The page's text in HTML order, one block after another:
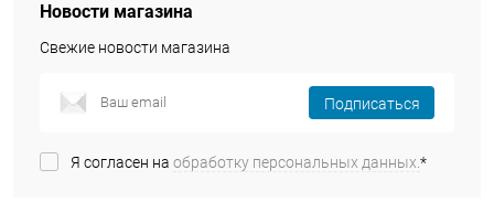
Новости магазина
Свежие новости магазина
Подписаться
Я согласен на обработку персональных данных.*